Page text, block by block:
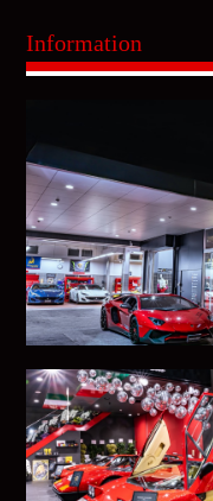
Information